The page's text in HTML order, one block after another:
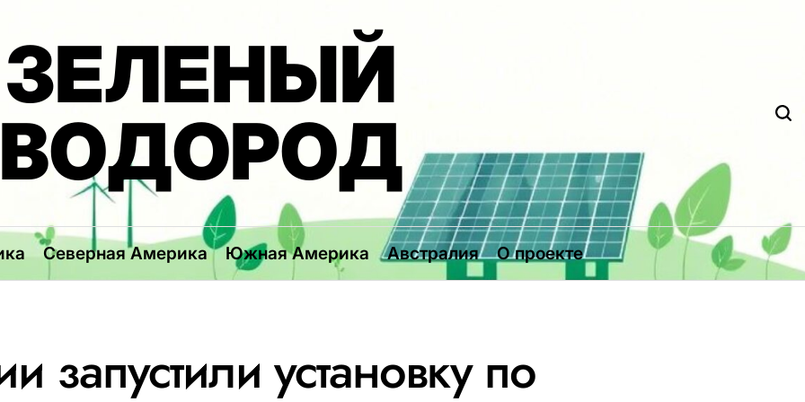
ЗЕЛЕНЫЙ
ВОДОРОД
Северная Америка Южная Америка Австралия О проекте
запустили установку по